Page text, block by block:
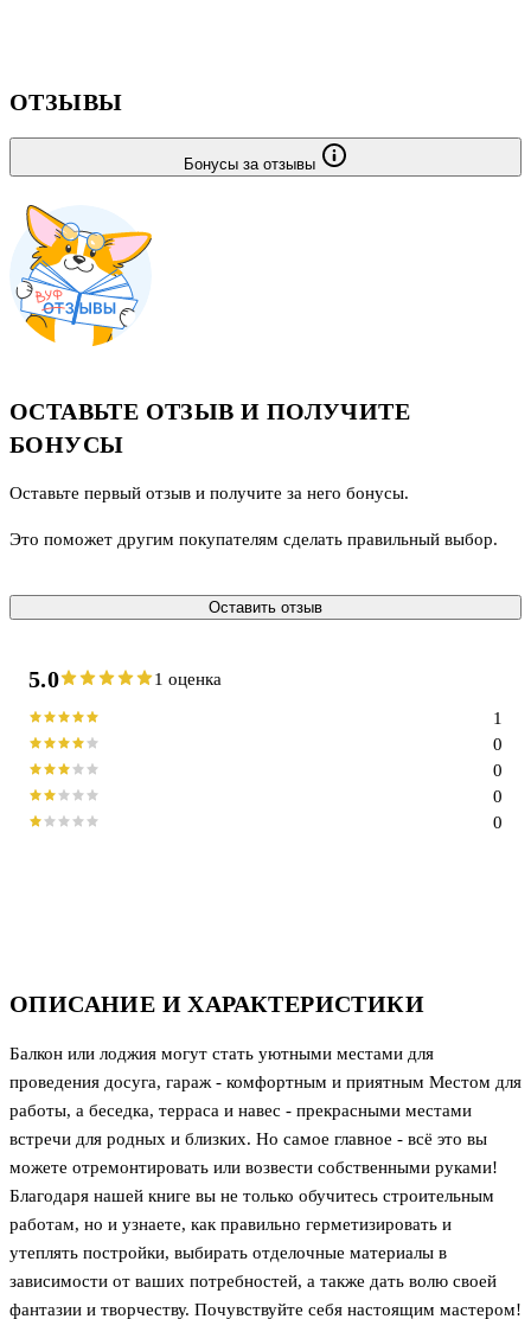
ОПИСАНИЕ И ХАРАКТЕРИСТИКИ
Балкон или лоджия могут стать уютными местами для
проведения досуга, гараж - комфортным и приятным Местом для
работы, а беседка, терраса и навес - прекрасными местами
встречи для родных и близких. Но самое главное - всё это вы
можете отремонтировать или возвести собственными руками!
Благодаря нашей книге вы не только обучитесь строительным
работам, но и узнаете, как правильно герметизировать и
утеплять постройки, выбирать отделочные материалы в
зависимости от ваших потребностей, а также дать волю своей
фантазии и творчеству. Почувствуйте себя настоящим мастером!
ОТЗЫВЫ
Бонусы за отзывы
ОСТАВЬТЕ ОТЗЫВ И ПОЛУЧИТЕ
БОНУСЫ
Оставьте первый отзыв и получите за него бонусы.
Это поможет другим покупателям сделать правильный выбор.
Оставить отзыв
5.0 1 оценка
0
0
0
0
1